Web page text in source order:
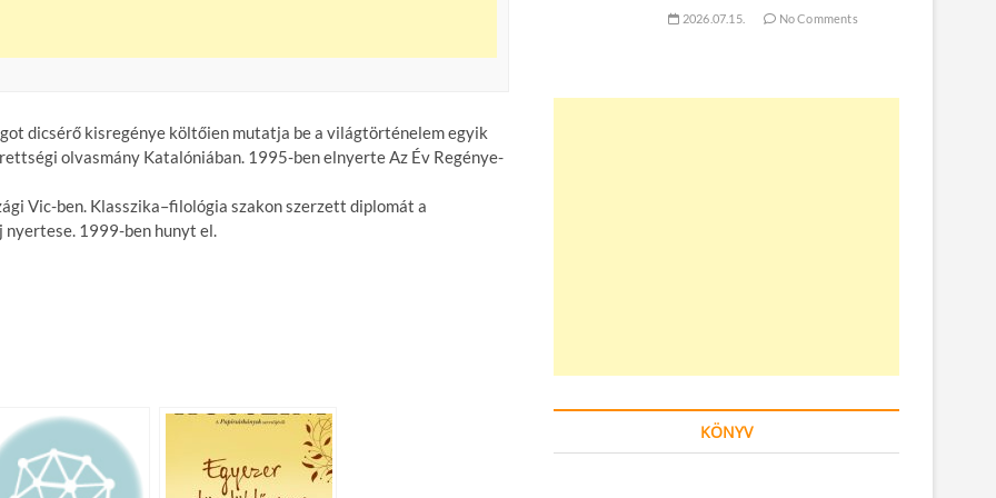
dicsérő kisregénye költőien mutatja be a világtörténelem egyik
olvasmány Katalóniában. 1995-ben elnyerte Az Év Regénye-
Vic-ben. Klasszika–filológia szakon szerzett diplomát a
nyertese. 1999-ben hunyt el.
2026.07.15. No Comments
KÖNYV